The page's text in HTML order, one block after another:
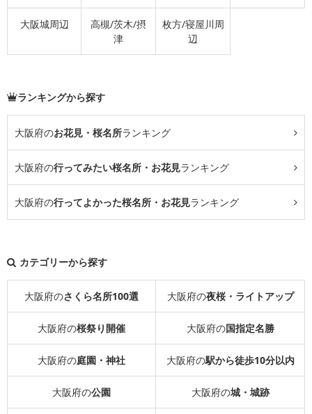
大阪城周辺
高槻/茨木/摂
津
枚方/寝屋川周
辺
ランキングから探す
大阪府のお花見・桜名所ランキング
大阪府の行ってみたい桜名所・お花見ランキング
大阪府の行ってよかった桜名所・お花見ランキング
カテゴリーから探す
大阪府のさくら名所100選 大阪府の夜桜・ライトアップ
大阪府の桜祭り開催 大阪府の国指定名勝
大阪府の庭園・神社 大阪府の駅から徒歩10分以内
大阪府の公園 大阪府の城・城跡